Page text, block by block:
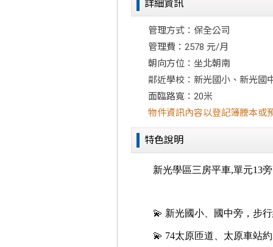
詳細資訊
管理方式：保全公司
管理費：2578 元/月
朝向方位：坐北朝南
鄰近學校：新光國小、新光國
面臨路寬：20米
物件資訊內容以登記簿謄本或
特色說明